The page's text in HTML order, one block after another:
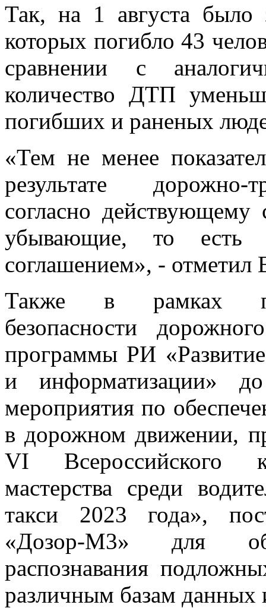
Так, на 1 августа было
которых погибло 43
сравнении с
количество ДТП
погибших и раненых
«Тем не менее
результате дорожно-
согласно
убывающие, то есть
соглашением», - отметил
Также в рамках
безопасности
программы РИ «Развитие
и информатизации»
мероприятия по
в дорожном движении,
VI Всероссийского
мастерства среди
такси 2023 года»,
«Дозор-М3» для
распознавания
различным базам данных